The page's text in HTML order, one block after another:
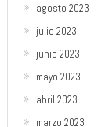
agosto 2023
julio 2023
junio 2023
mayo 2023
abril 2023
marzo 2023